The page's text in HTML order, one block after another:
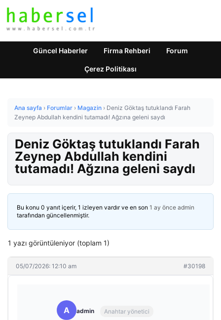
Güncel Haberler Firma Rehberi Forum
Çerez Politikası
Ana sayfa › Forumlar › Magazin › Deniz Göktaş tutuklandı Farah
Zeynep Abdullah kendini tutamadı! Ağzına geleni saydı
Deniz Göktaş tutuklandı Farah
Zeynep Abdullah kendini
tutamadı! Ağzına geleni saydı
Bu konu 0 yanıt içerir, 1 izleyen vardır ve en son 1 ay önce admin
tarafından güncellenmiştir.
1 yazı görüntüleniyor (toplam 1)
05/07/2026: 12:10 am #30198
A admin Anahtar yönetici